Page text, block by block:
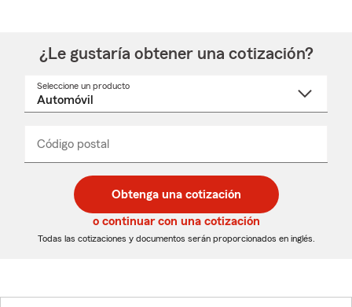
¿Le gustaría obtener una cotización?
Seleccione un producto
desplegable
Código postal
de
5
dígitos
de
5
dígitos
_____
Obtenga una cotización
o continuar con una cotización
Todas las cotizaciones y documentos serán proporcionados en inglés.